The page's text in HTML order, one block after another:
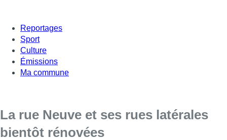
Reportages
Sport
Culture
Émissions
Ma commune
La rue Neuve et ses rues latérales
bientôt rénovées